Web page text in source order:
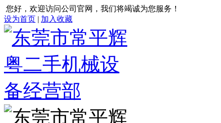
您好，欢迎访问公司官网，我们将竭诚为您服务！
设为首页 | 加入收藏